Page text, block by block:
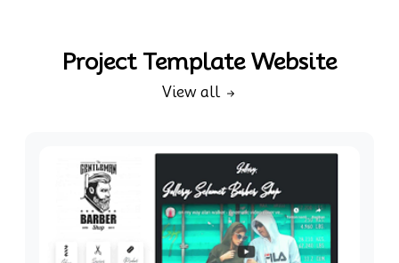
Project Template Website
View all